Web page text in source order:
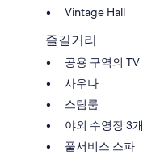
Vintage Hall
즐길거리
공용 구역의 TV
사우나
스팀룸
야외 수영장 3개
풀서비스 스파